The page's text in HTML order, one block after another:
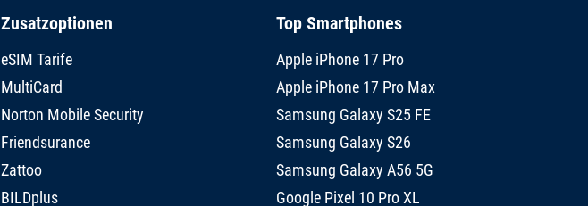
Zusatzoptionen
eSIM Tarife
MultiCard
Norton Mobile Security
Friendsurance
Zattoo
BILDplus
Top Smartphones
Apple iPhone 17 Pro
Apple iPhone 17 Pro Max
Samsung Galaxy S25 FE
Samsung Galaxy S26
Samsung Galaxy A56 5G
Google Pixel 10 Pro XL